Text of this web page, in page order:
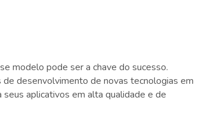
modelo pode ser a chave do sucesso.
desenvolvimento de novas tecnologias em
aplicativos em alta qualidade e de